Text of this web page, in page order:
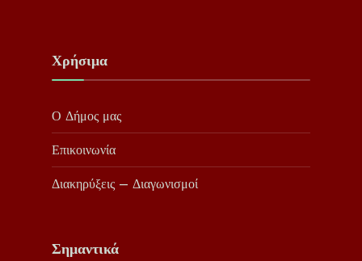
Χρήσιμα
Ο Δήμος μας
Επικοινωνία
Διακηρύξεις – Διαγωνισμοί
Σημαντικά